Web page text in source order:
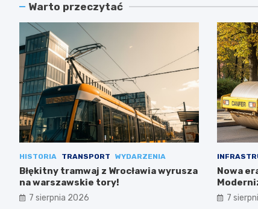
Warto przeczytać
HISTORIA TRANSPORT WYDARZENIA
Błękitny tramwaj z Wrocławia wyrusza
na warszawskie tory!
7 sierpnia 2026
Nowa
7